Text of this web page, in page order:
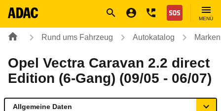
Nothilfe
MENÜ
Rund ums Fahrzeug Autokatalog
Opel Vectra Caravan 2.2 direct
Edition (6-Gang) (09/05 - 06/07)
Allgemeine Daten